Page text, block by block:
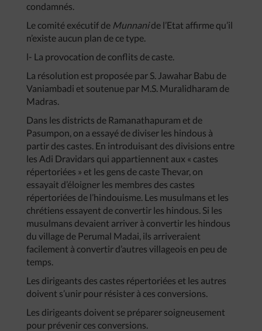
condamnés.
Le comité exécutif de Munnanide l’Etat affirme qu’il
n’existe aucun plan de ce type.
l- La provocation de conflits de caste.
La résolution est proposée par S. Jawahar Babu de
Vaniambadi et soutenue par M.S. Muralidharam de
Madras.
Dans les districts de Ramanathapuram et de
Pasumpon, on a essayé de diviser les hindous à
partir des castes. En introduisant des divisions entre
les Adi Dravidars qui appartiennent aux « castes
répertoriées » et les gens de caste Thevar, on
essayait d’éloigner les membres des castes
répertoriées de l’hindouisme. Les musulmans et les
chrétiens essayent de convertir les hindous. Si les
musulmans devaient arriver à convertir les hindous
du village de Perumal Madai, ils arriveraient
facilement à convertir d’autres villageois en peu de
temps.
Les dirigeants des castes répertoriées et les autres
doivent s’unir pour résister à ces conversions.
Les dirigeants doivent se préparer soigneusement
pour prévenir ces conversions.